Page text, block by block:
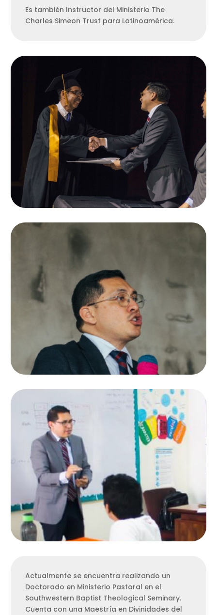
Es también Instructor del Ministerio The
Charles Simeon Trust para Latinoamérica.
Actualmente se encuentra realizando un
Doctorado en Ministerio Pastoral en el
Southwestern Baptist Theological Seminary.
Cuenta con una Maestría en Divinidades del